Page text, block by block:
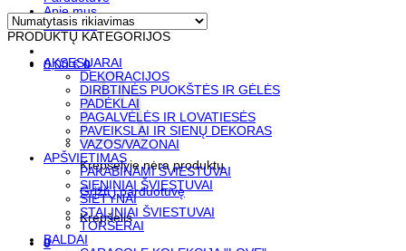
Apie mus
Kontaktai
0,00€ 0
Krepšelyje nėra produktų.
Grįžti į parduotuvę
Krepšelis
0
PRODUKTŲ KATEGORIJOS
AKSESUARAI
DEKORACIJOS
DIRBTINĖS PUOKŠTĖS IR GĖLĖS
PADĖKLAI
PAGALVĖLĖS IR LOVATIESĖS
PAVEIKSLAI IR SIENŲ DEKORAS
VAZOS/VAZONAI
APŠVIETIMAS
PAKABINAMI ŠVIESTUVAI
SIENINIAI ŠVIESTUVAI
SIETYNAI
STALINIAI ŠVIESTUVAI
TORŠERAI
BALDAI